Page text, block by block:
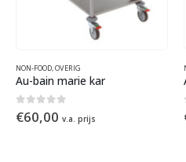
NON-FOOD,OVERIG
Au-bain marie kar
0out of 5
€60,00 v.a. prijs